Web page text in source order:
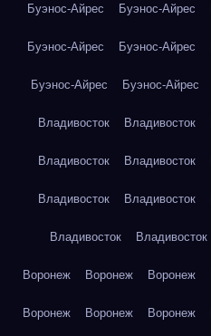
Буэнос-Айрес Буэнос-Айрес
Буэнос-Айрес Буэнос-Айрес
Буэнос-Айрес Буэнос-Айрес
Владивосток Владивосток
Владивосток Владивосток
Владивосток Владивосток
Владивосток Владивосток
Воронеж Воронеж Воронеж
Воронеж Воронеж Воронеж